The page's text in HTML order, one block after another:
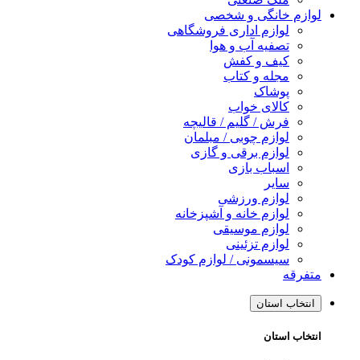
لوازم خانگی و شخصی
لوازم اداری فروشگاهی
تصفیه آب و هوا
کیف و کفش
مجله و کتاب
پوشاک
کالای خواب
فرش / گلیم / قالیچه
لوازم چوبی / مبلمان
لوازم برقی و گازی
اسباب بازی
سایر
لوازم ورزشی
لوازم خانه و آشپزخانه
لوازم موسیقی
لوازم تزئینی
سیسمونی / لوازم کودک
متفرقه
انتخاب استان
انتخاب استان